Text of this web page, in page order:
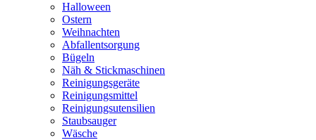
Halloween
Ostern
Weihnachten
Abfallentsorgung
Bügeln
Näh & Stickmaschinen
Reinigungsgeräte
Reinigungsmittel
Reinigungsutensilien
Staubsauger
Wäsche